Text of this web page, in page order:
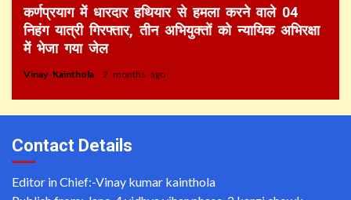
कर्णप्रयाग में धारदार हथियार से हमला करने वाले 04
निहंग यात्री गिरफ्तार, तीन अभियुक्तों को न्यायिक अभिरक्षा
में भेजा गया जेल
Vinay Kainthola 2 months ago
Contact Details
Editor in Chief:-Vinay kumar kainthola